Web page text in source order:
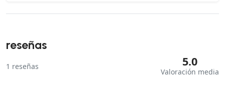
reseñas
1 reseñas 5.0
Valoración media